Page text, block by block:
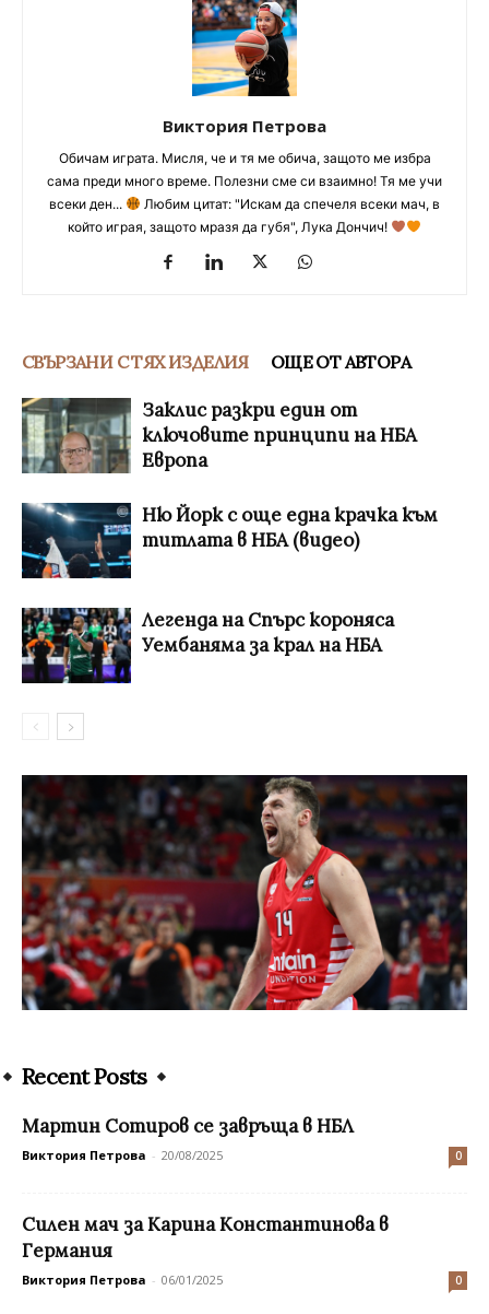
Виктория Петрова
Обичам играта. Мисля, че и тя ме обича, защото ме избра
сама преди много време. Полезни сме си взаимно! Тя ме учи
всеки ден...
Любим цитат: "Искам да спечеля всеки мач, в
който играя, защото мразя да губя", Лука Дончич!
СВЪРЗАНИ С ТЯХ ИЗДЕЛИЯ ОЩЕ ОТ АВТОРА
Заклис разкри един от
ключовите принципи на НБА
Европа
Ню Йорк с още една крачка към
титлата в НБА (видео)
Легенда на Спърс короняса
Уембаняма за крал на НБА
Recent Posts
Мартин Сотиров се завръща в НБЛ
Виктория Петрова - 20/08/2025 0
Силен мач за Карина Константинова в
Германия
Виктория Петрова - 06/01/2025 0